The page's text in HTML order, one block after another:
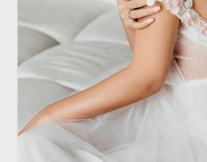
ЭНЦИКЛОПЕДИЯ
До свадьбы заживет:
нужен коже за месяц,
дня до события